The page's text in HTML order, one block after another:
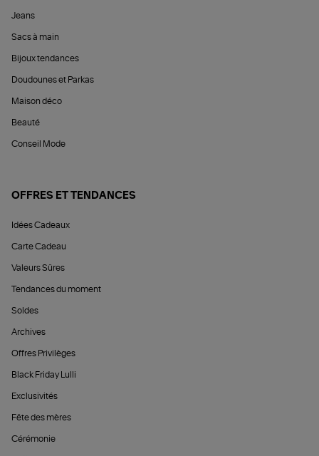
Jeans
Sacs à main
Bijoux tendances
Doudounes et Parkas
Maison déco
Beauté
Conseil Mode
OFFRES ET TENDANCES
Idées Cadeaux
Carte Cadeau
Valeurs Sûres
Tendances du moment
Soldes
Archives
Offres Privilèges
Black Friday Lulli
Exclusivités
Fête des mères
Cérémonie